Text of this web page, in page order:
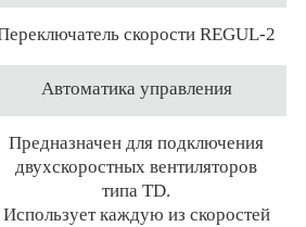
скорости REGUL-2
Автоматика управления
Предназначен для подключения
двухскоростных вентиляторов
типа TD.
Использует каждую из скоростей